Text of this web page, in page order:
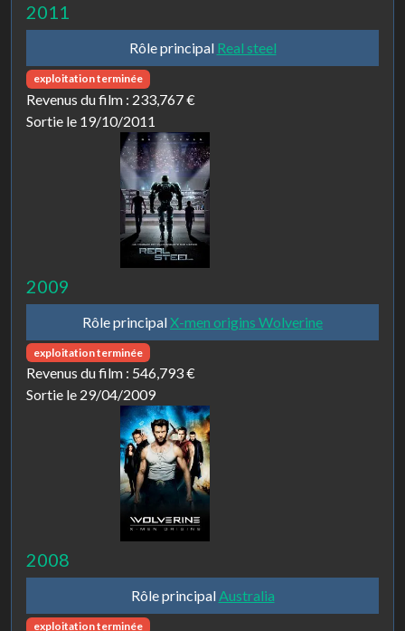
2011
Rôle principal Real steel
exploitation terminée
Revenus du film : 233,767 €
Sortie le 19/10/2011
2009
Rôle principalX-men origins Wolverine
exploitation terminée
Revenus du film : 546,793 €
Sortie le 29/04/2009
2008
Rôle principal Australia
exploitation terminée